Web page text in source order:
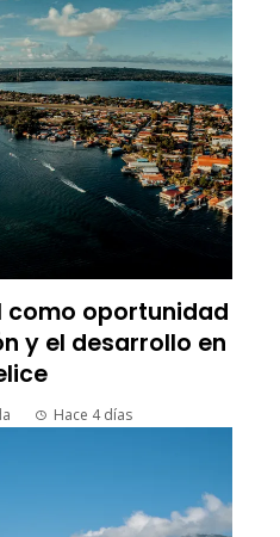
como oportunidad
y el desarrollo en
Hace 4 días